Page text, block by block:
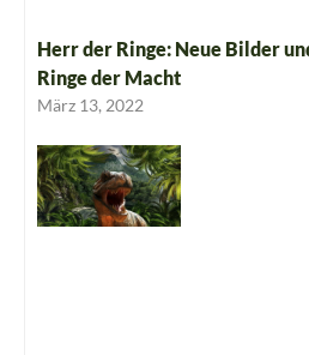
Herr der Ringe: Neue Bilder
Ringe der Macht
März 13, 2022